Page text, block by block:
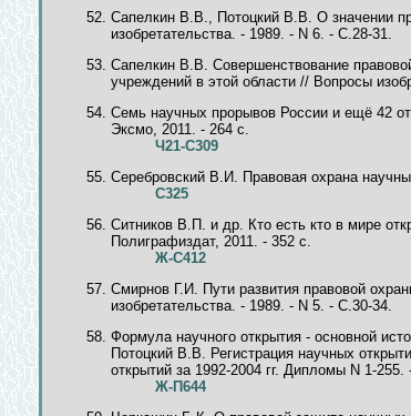
Сапелкин В.В., Потоцкий В.В. О значении
изобретательства. - 1989. - N 6. - C.28-31.
Сапелкин В.В. Совершенствование
учреждений в этой области // Вопросы
Семь научных прорывов России и ещё 42
Эксмо, 2011. - 264 с.
Ч21-С309
Серебровский В.И. Правовая охрана
С325
Ситников В.П. и др. Кто есть кто в мире
Полиграфиздат, 2011. - 352 с.
Ж-С412
Смирнов Г.И. Пути развития правовой
изобретательства. - 1989. - N 5. - C.30-34.
Формула научного открытия - основной
Потоцкий В.В. Регистрация научных
открытий за 1992-2004 гг. Дипломы N 1-
Ж-П644